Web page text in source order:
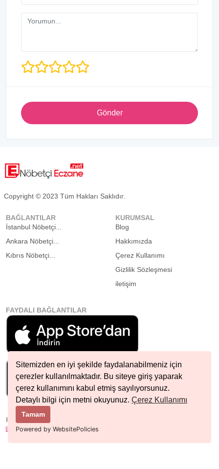
Sitemizden en iyi şekilde faydalanabilmeniz için
çerezler kullanılmaktadır. Bu siteye giriş yaparak
çerez kullanımını kabul etmiş sayılıyorsunuz.
Detaylı bilgi için metni okuyunuz. Çerez Kullanımı
Tamam
Powered by WebsitePolicies
Gönder
Copyright © 2023 Tüm Hakları Saklıdır.
BAĞLANTILAR
İstanbul Nöbetçi...
Ankara Nöbetçi...
Kıbrıs Nöbetçi...
KURUMSAL
Blog
Hakkımızda
Çerez Kullanımı
Gizlilik Sözleşmesi
iletişim
FAYDALI BAĞLANTILAR
HIZLI İLETIŞIM
info@nobetcieczane.net